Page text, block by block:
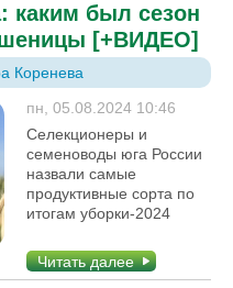
каким был сезон
[+ВИДЕО]
Коренева
пн, 05.08.2024 10:46
Селекционеры и
семеноводы юга России
назвали самые
продуктивные сорта по
итогам уборки-2024
Читать далее